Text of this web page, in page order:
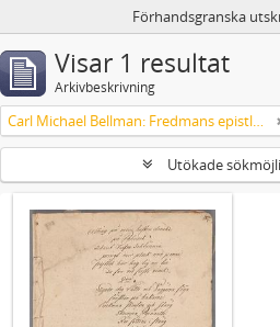
Förhandsgranska
Visar 1 resultat
Arkivbeskrivning
Carl Michael Bellman: Fredmans epistlar och sånger m.fl. Bellman-texter
Utökade